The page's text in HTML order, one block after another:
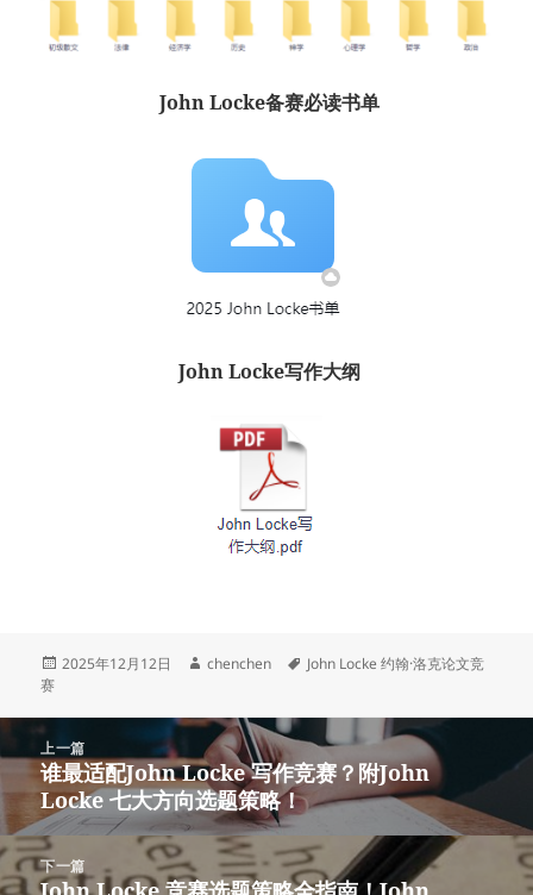
John Locke备赛必读书单
John Locke写作大纲
发
2025年12月12日
作
chenchen
标
John Locke 约翰·洛克论文竞
赛
文
章
导
上一篇
上
篇
文
章：
谁最适配John Locke 写作竞赛？附John
Locke 七大方向选题策略！
下一篇
下